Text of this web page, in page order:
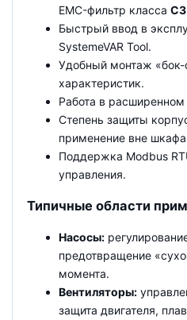
EMC-фильтр класса C3
Быстрый ввод в
SystemeVAR Tool.
Удобный монтаж «бок-
характеристик.
Работа в
Степень защиты
применение вне
Поддержка Modbus
управления.
Типичные области
Насосы:
предотвращение
момента.
Вентиляторы:
защита двигателя,